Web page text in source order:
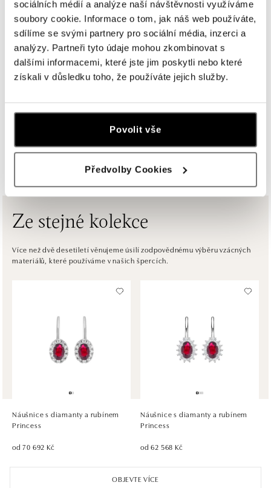
sociálních médií a analýze naší návštěvnosti využíváme
soubory cookie. Informace o tom, jak náš web používáte,
sdílíme se svými partnery pro sociální média, inzerci a
analýzy. Partneři tyto údaje mohou zkombinovat s
dalšími informacemi, které jste jim poskytli nebo které
získali v důsledku toho, že používáte jejich služby.
Povolit vše
Předvolby Cookies
ALOve Westfield Černý most, Praha 9
Chlumecká 765/6, 198 19 Praha 9
tel.: +420735703904
dnes otevřeno do 21:00
ALOve Westfield, Praha 4 - Chodov
Roztylská 2321/19, 148 00 Praha 4 - Chodov
tel.: +420730524389
dnes otevřeno do 21:00
Einsteinova 3541/18, 851 01 Bratislava
tel.: +421917090556
dnes otevřeno do 21:00
ALOve OC Eurovea, Bratislava
Pribinova 8, 811 09 Bratislava
tel.: +421917090467
Ivanská cesta 16, 821 04 Bratislava
dnes otevřeno do 21:00
Pribinova 8, 811 09 Bratislava
dnes otevřeno do 21:00
ZOBRAZIT VŠECHNY BUTIKY
Ze stejné kolekce
Více než dvě desetiletí věnujeme úsilí zodpovědnému výběru vzácných
materiálů, které používáme v našich špercích.
OBJEVTE VÍCE
Náušnice s diamanty a rubínem
Princess
od 70 692 Kč
Náušnice s diamanty a rubínem
Princess
od 62 568 Kč